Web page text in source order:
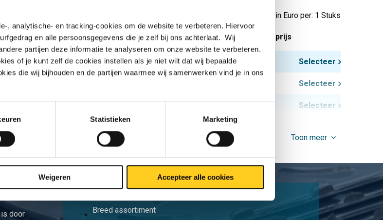
, analytische- en tracking-cookies om de website te verbeteren. Hiervoor
en alle persoonsgegevens die je zelf bij ons achterlaat. Wij
partijen deze informatie te analyseren om onze website te verbeteren.
of je kunt zelf de cookies instellen als je niet wilt dat wij bepaalde
die wij bijhouden en de partijen waarmee wij samenwerken vind je in ons
Statistieken Marketing
Weigeren Accepteer alle cookies
Prijzen in Euro per: 1 Stuks
Stuks gewicht in kg Bruto prijs
2In DN 65 7,10 Selecteer
Selecteer
Selecteer
Toon meer
door
Breed assortiment